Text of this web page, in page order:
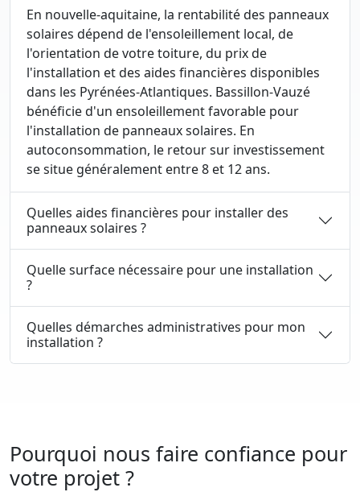
En nouvelle-aquitaine, la rentabilité des panneaux
solaires dépend de l'ensoleillement local, de
l'orientation de votre toiture, du prix de
l'installation et des aides financières disponibles
dans les Pyrénées-Atlantiques. Bassillon-Vauzé
bénéficie d'un ensoleillement favorable pour
l'installation de panneaux solaires. En
autoconsommation, le retour sur investissement
se situe généralement entre 8 et 12 ans.
Quelles aides financières pour installer des
panneaux solaires ?
Quelle surface nécessaire pour une installation
?
Quelles démarches administratives pour mon
installation ?
Pourquoi nous faire confiance pour
votre projet ?